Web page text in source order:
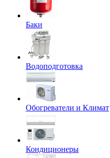
Баки
Водоподготовка
Обогреватели и Климат
Кондиционеры